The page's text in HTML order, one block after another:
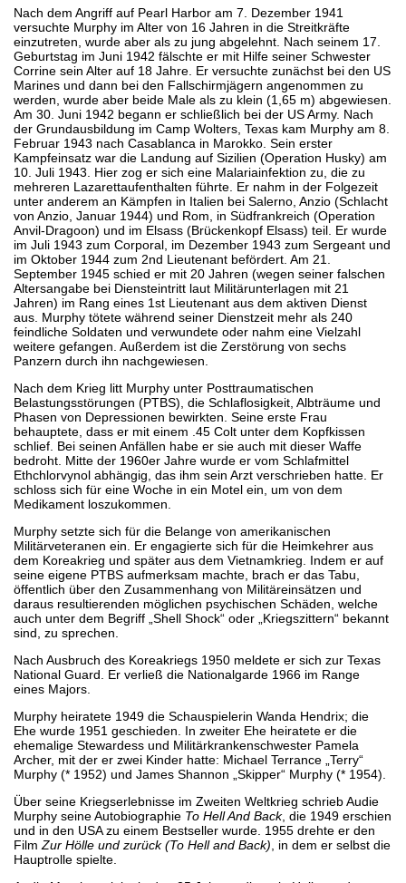
Nach dem Angriff auf Pearl Harbor am 7. Dezember 1941
versuchte Murphy im Alter von 16 Jahren in die Streitkräfte
einzutreten, wurde aber als zu jung abgelehnt. Nach seinem 17.
Geburtstag im Juni 1942 fälschte er mit Hilfe seiner Schwester
Corrine sein Alter auf 18 Jahre. Er versuchte zunächst bei den US
Marines und dann bei den Fallschirmjägern angenommen zu
werden, wurde aber beide Male als zu klein (1,65 m) abgewiesen.
Am 30. Juni 1942 begann er schließlich bei der US Army. Nach
der Grundausbildung im Camp Wolters, Texas kam Murphy am 8.
Februar 1943 nach Casablanca in Marokko. Sein erster
Kampfeinsatz war die Landung auf Sizilien (Operation Husky) am
10. Juli 1943. Hier zog er sich eine Malariainfektion zu, die zu
mehreren Lazarettaufenthalten führte. Er nahm in der Folgezeit
unter anderem an Kämpfen in Italien bei Salerno, Anzio (Schlacht
von Anzio, Januar 1944) und Rom, in Südfrankreich (Operation
Anvil-Dragoon) und im Elsass (Brückenkopf Elsass) teil. Er wurde
im Juli 1943 zum Corporal, im Dezember 1943 zum Sergeant und
im Oktober 1944 zum 2nd Lieutenant befördert. Am 21.
September 1945 schied er mit 20 Jahren (wegen seiner falschen
Altersangabe bei Diensteintritt laut Militärunterlagen mit 21
Jahren) im Rang eines 1st Lieutenant aus dem aktiven Dienst
aus. Murphy tötete während seiner Dienstzeit mehr als 240
feindliche Soldaten und verwundete oder nahm eine Vielzahl
weitere gefangen. Außerdem ist die Zerstörung von sechs
Panzern durch ihn nachgewiesen.
Nach dem Krieg litt Murphy unter Posttraumatischen
Belastungsstörungen (PTBS), die Schlaflosigkeit, Albträume und
Phasen von Depressionen bewirkten. Seine erste Frau
behauptete, dass er mit einem .45 Colt unter dem Kopfkissen
schlief. Bei seinen Anfällen habe er sie auch mit dieser Waffe
bedroht. Mitte der 1960er Jahre wurde er vom Schlafmittel
Ethchlorvynol abhängig, das ihm sein Arzt verschrieben hatte. Er
schloss sich für eine Woche in ein Motel ein, um von dem
Medikament loszukommen.
Murphy setzte sich für die Belange von amerikanischen
Militärveteranen ein. Er engagierte sich für die Heimkehrer aus
dem Koreakrieg und später aus dem Vietnamkrieg. Indem er auf
seine eigene PTBS aufmerksam machte, brach er das Tabu,
öffentlich über den Zusammenhang von Militäreinsätzen und
daraus resultierenden möglichen psychischen Schäden, welche
auch unter dem Begriff „Shell Shock“ oder „Kriegszittern“ bekannt
sind, zu sprechen.
Nach Ausbruch des Koreakriegs 1950 meldete er sich zur Texas
National Guard. Er verließ die Nationalgarde 1966 im Range
eines Majors.
Murphy heiratete 1949 die Schauspielerin Wanda Hendrix; die
Ehe wurde 1951 geschieden. In zweiter Ehe heiratete er die
ehemalige Stewardess und Militärkrankenschwester Pamela
Archer, mit der er zwei Kinder hatte: Michael Terrance „Terry“
Murphy (* 1952) und James Shannon „Skipper“ Murphy (* 1954).
Über seine Kriegserlebnisse im Zweiten Weltkrieg schrieb Audie
Murphy seine Autobiographie To Hell And Back, die 1949 erschien
und in den USA zu einem Bestseller wurde. 1955 drehte er den
Film Zur Hölle und zurück (To Hell and Back) , in dem er selbst die
Hauptrolle spielte.